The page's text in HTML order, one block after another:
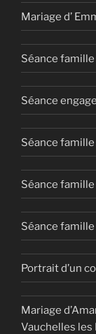
Mariage d’
Séance
Séance
Séance famille
Séance
Séance famille
Portrait d’un
Mariage
Vauchelles les